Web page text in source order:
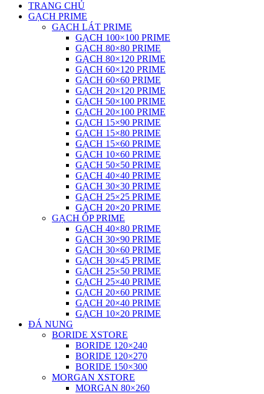
TRANG CHỦ
GẠCH PRIME
GẠCH LÁT PRIME
GẠCH 100×100 PRIME
GẠCH 80×80 PRIME
GẠCH 80×120 PRIME
GẠCH 60×120 PRIME
GẠCH 60×60 PRIME
GẠCH 20×120 PRIME
GẠCH 50×100 PRIME
GẠCH 20×100 PRIME
GẠCH 15×90 PRIME
GẠCH 15×80 PRIME
GẠCH 15×60 PRIME
GẠCH 10×60 PRIME
GẠCH 50×50 PRIME
GẠCH 40×40 PRIME
GẠCH 30×30 PRIME
GẠCH 25×25 PRIME
GẠCH 20×20 PRIME
GẠCH ỐP PRIME
GẠCH 40×80 PRIME
GẠCH 30×90 PRIME
GẠCH 30×60 PRIME
GẠCH 30×45 PRIME
GẠCH 25×50 PRIME
GẠCH 25×40 PRIME
GẠCH 20×60 PRIME
GẠCH 20×40 PRIME
GẠCH 10×20 PRIME
ĐÁ NUNG
BORIDE XSTORE
BORIDE 120×240
BORIDE 120×270
BORIDE 150×300
MORGAN XSTORE
MORGAN 80×260